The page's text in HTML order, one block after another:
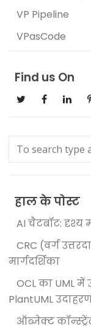
VP Pipeline
VPasCode
Find us On
हाल के पोस्ट
AI चैटबॉट: दृश्य
CRC (वर्ग
मार्गदर्शिका
OCL का UML
PlantUML
ऑब्जेक्ट